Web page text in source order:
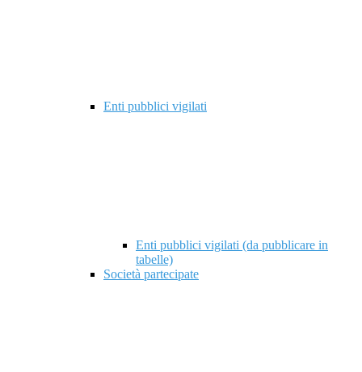
Enti pubblici vigilati
Enti pubblici vigilati (da pubblicare in
tabelle)
Società partecipate